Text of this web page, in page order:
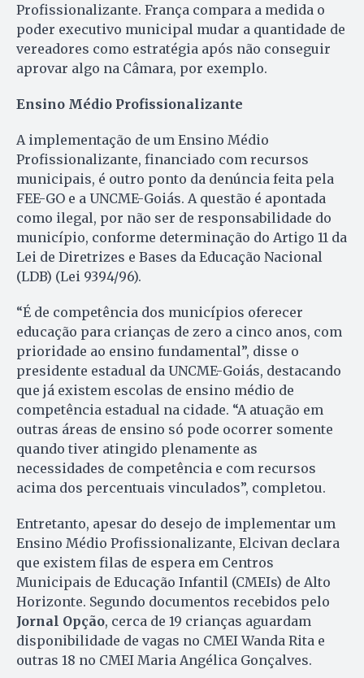
Profissionalizante. França compara a medida o
poder executivo municipal mudar a quantidade de
vereadores como estratégia após não conseguir
aprovar algo na Câmara, por exemplo.
Ensino Médio Profissionalizante
A implementação de um Ensino Médio
Profissionalizante, financiado com recursos
municipais, é outro ponto da denúncia feita pela
FEE-GO e a UNCME-Goiás. A questão é apontada
como ilegal, por não ser de responsabilidade do
município, conforme determinação do Artigo 11 da
Lei de Diretrizes e Bases da Educação Nacional
(LDB) (Lei 9394/96).
“É de competência dos municípios oferecer
educação para crianças de zero a cinco anos, com
prioridade ao ensino fundamental”, disse o
presidente estadual da UNCME-Goiás, destacando
que já existem escolas de ensino médio de
competência estadual na cidade. “A atuação em
outras áreas de ensino só pode ocorrer somente
quando tiver atingido plenamente as
necessidades de competência e com recursos
acima dos percentuais vinculados”, completou.
Entretanto, apesar do desejo de implementar um
Ensino Médio Profissionalizante, Elcivan declara
que existem filas de espera em Centros
Municipais de Educação Infantil (CMEIs) de Alto
Horizonte. Segundo documentos recebidos pelo
Jornal Opção, cerca de 19 crianças aguardam
disponibilidade de vagas no CMEI Wanda Rita e
outras 18 no CMEI Maria Angélica Gonçalves.